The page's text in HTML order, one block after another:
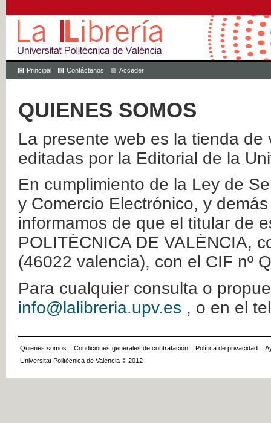
Principal Contáctenos Acceder
QUIENES SOMOS
La presente web es la tienda
editadas por la Editorial de la
En cumplimiento de la Ley de
y Comercio Electrónico, y
informamos de que el titular de
POLITÈCNICA DE VALÈNCIA,
(46022 valencia), con el CIF nº
Para cualquier consulta o
info@lalibreria.upv.es , o en el
Quienes somos :: Condiciones generales de contratación :: Política de privacidad ::
Universitat Politècnica de València © 2012